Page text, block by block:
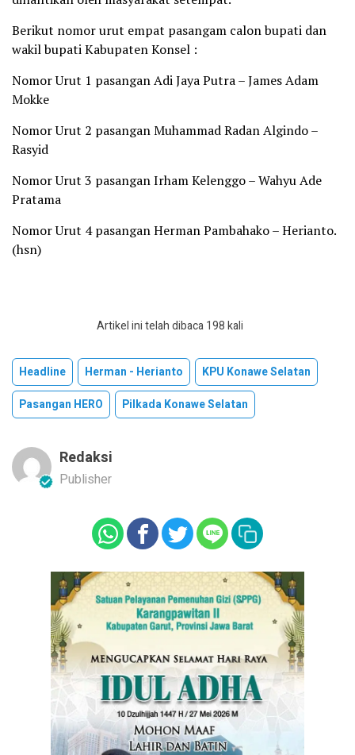
Berikut nomor urut empat pasangam calon bupati dan
wakil bupati Kabupaten Konsel :
Nomor Urut 1 pasangan Adi Jaya Putra – James Adam
Mokke
Nomor Urut 2 pasangan Muhammad Radan Algindo –
Rasyid
Nomor Urut 3 pasangan Irham Kelenggo – Wahyu Ade
Pratama
Nomor Urut 4 pasangan Herman Pambahako – Herianto.
(hsn)
Artikel ini telah dibaca 198 kali
Headline Herman - Herianto
KPU Konawe Selatan
Pasangan HERO
Pilkada Konawe Selatan
Redaksi
Publisher